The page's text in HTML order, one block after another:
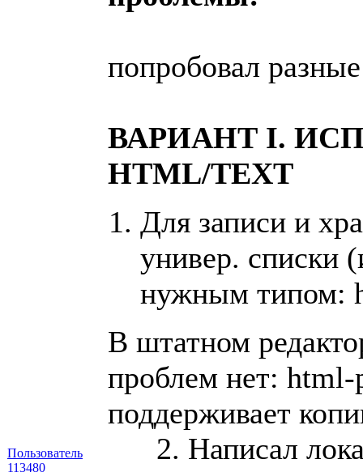
Пользователь
113480
попробовал
ВАРИАНТ I.
HTML/TEXT
Для записи и
универ. списки
нужным типом:
В штатном
проблем нет: html-
поддерживает
2. Написал